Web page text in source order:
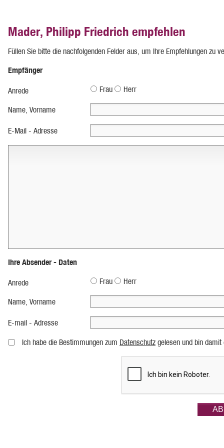
Mader, Philipp Friedrich empfehlen
Füllen Sie bitte die nachfolgenden Felder aus, um Ihre Empfehlungen zu
Empfänger
Anrede Frau Herr
Name, Vorname
E-Mail - Adresse
Ihre Absender - Daten
Anrede Frau Herr
Name, Vorname
E-mail - Adresse
Ich habe die Bestimmungen zum Datenschutz gelesen und bin